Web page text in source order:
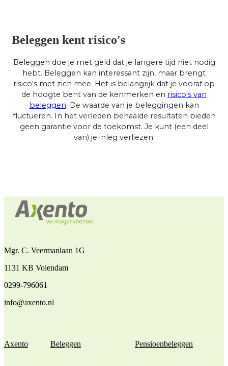
Beleggen kent risico's
Beleggen doe je met geld dat je langere tijd niet nodig
hebt. Beleggen kan interessant zijn, maar brengt
risico's met zich mee. Het is belangrijk dat je vooraf op
de hoogte bent van de kenmerken en risico's van
beleggen. De waarde van je beleggingen kan
fluctueren. In het verleden behaalde resultaten bieden
geen garantie voor de toekomst. Je kunt (een deel
van) je inleg verliezen.
Mgr. C. Veermanlaan 1G
1131 KB Volendam
0299-796061
info@axento.nl
Axento Beleggen Pensioenbeleggen